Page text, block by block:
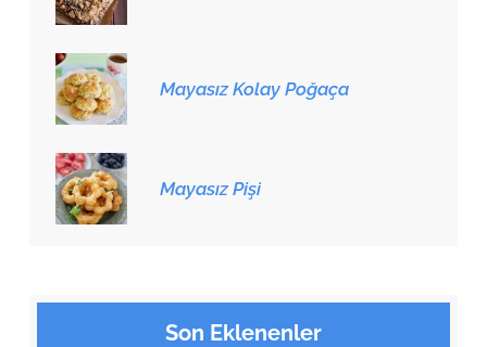
Mayasız Kolay Poğaça
Mayasız Pişi
Son Eklenenler